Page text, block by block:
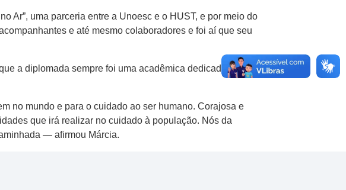
Ar”, uma parceria entre a Unoesc e o HUST, e por meio do
e até mesmo colaboradores e foi aí que seu
a diplomada sempre foi uma acadêmica dedicada e proativa
no mundo e para o cuidado ao ser humano. Corajosa e
que irá realizar no cuidado à população. Nós da
— afirmou Márcia.